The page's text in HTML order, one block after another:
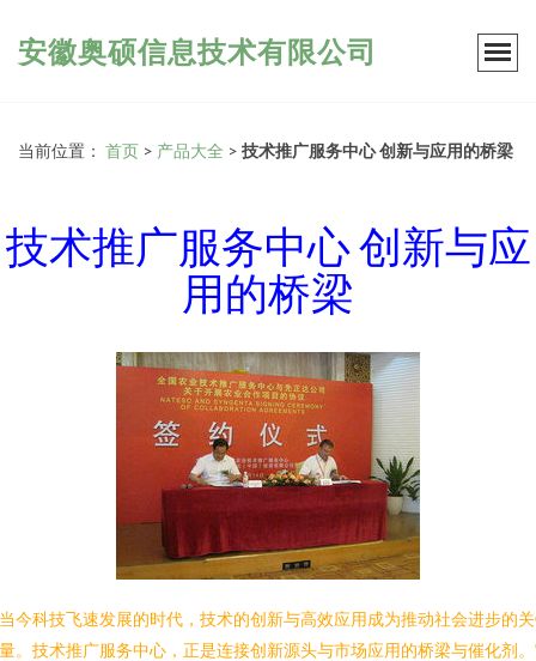
安徽奥硕信息技术有限公司
当前位置： 首页 > 产品大全 > 技术推广服务中心 创新与应用的桥梁
技术推广服务中心 创新与应
用的桥梁
今科技飞速发展的时代，技术的创新与高效应用成为推动社会进步的
。技术推广服务中心，正是连接创新源头与市场应用的桥梁与催化剂